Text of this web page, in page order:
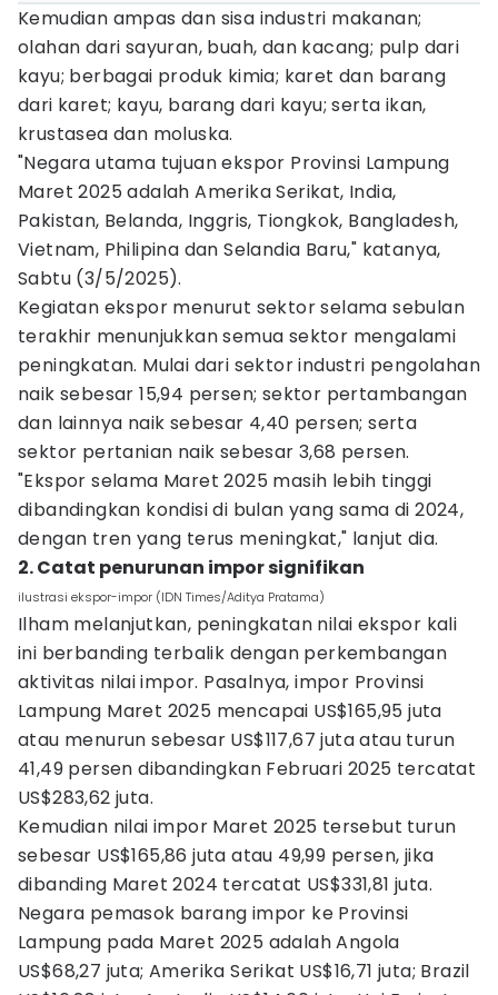
Kemudian ampas dan sisa industri makanan;
olahan dari sayuran, buah, dan kacang; pulp dari
kayu; berbagai produk kimia; karet dan barang
dari karet; kayu, barang dari kayu; serta ikan,
krustasea dan moluska.
"Negara utama tujuan ekspor Provinsi Lampung
Maret 2025 adalah Amerika Serikat, India,
Pakistan, Belanda, Inggris, Tiongkok, Bangladesh,
Vietnam, Philipina dan Selandia Baru," katanya,
Sabtu (3/5/2025).
Kegiatan ekspor menurut sektor selama sebulan
terakhir menunjukkan semua sektor mengalami
peningkatan. Mulai dari sektor industri pengolahan
naik sebesar 15,94 persen; sektor pertambangan
dan lainnya naik sebesar 4,40 persen; serta
sektor pertanian naik sebesar 3,68 persen.
"Ekspor selama Maret 2025 masih lebih tinggi
dibandingkan kondisi di bulan yang sama di 2024,
dengan tren yang terus meningkat," lanjut dia.
2. Catat penurunan impor signifikan
ilustrasi ekspor-impor (IDN Times/Aditya Pratama)
Ilham melanjutkan, peningkatan nilai ekspor kali
ini berbanding terbalik dengan perkembangan
aktivitas nilai impor. Pasalnya, impor Provinsi
Lampung Maret 2025 mencapai US$165,95 juta
atau menurun sebesar US$117,67 juta atau turun
41,49 persen dibandingkan Februari 2025 tercatat
US$283,62 juta.
Kemudian nilai impor Maret 2025 tersebut turun
sebesar US$165,86 juta atau 49,99 persen, jika
dibanding Maret 2024 tercatat US$331,81 juta.
Negara pemasok barang impor ke Provinsi
Lampung pada Maret 2025 adalah Angola
US$68,27 juta; Amerika Serikat US$16,71 juta; Brazil